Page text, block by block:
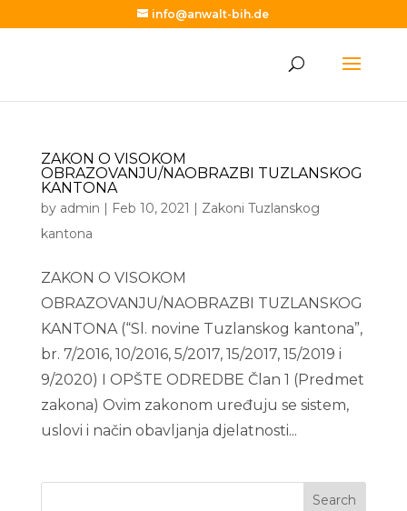
info@anwalt-bih.de
ZAKON O VISOKOM
OBRAZOVANJU/NAOBRAZBI TUZLANSKOG
KANTONA
by admin | Feb 10, 2021 | Zakoni Tuzlanskog
kantona
ZAKON O VISOKOM
OBRAZOVANJU/NAOBRAZBI TUZLANSKOG
KANTONA (“Sl. novine Tuzlanskog kantona”,
br. 7/2016, 10/2016, 5/2017, 15/2017, 15/2019 i
9/2020) I OPŠTE ODREDBE Član 1 (Predmet
zakona) Ovim zakonom uređuju se sistem,
uslovi i način obavljanja djelatnosti...
Search